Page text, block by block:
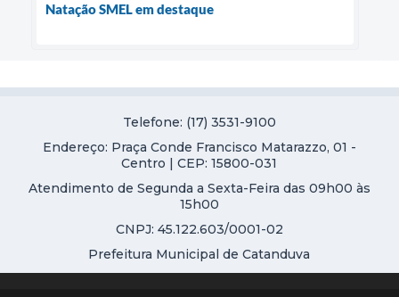
Natação SMEL em destaque
Telefone: (17) 3531-9100
Endereço: Praça Conde Francisco Matarazzo, 01 -
Centro | CEP: 15800-031
Atendimento de Segunda a Sexta-Feira das 09h00 às
15h00
CNPJ: 45.122.603/0001-02
Prefeitura Municipal de Catanduva